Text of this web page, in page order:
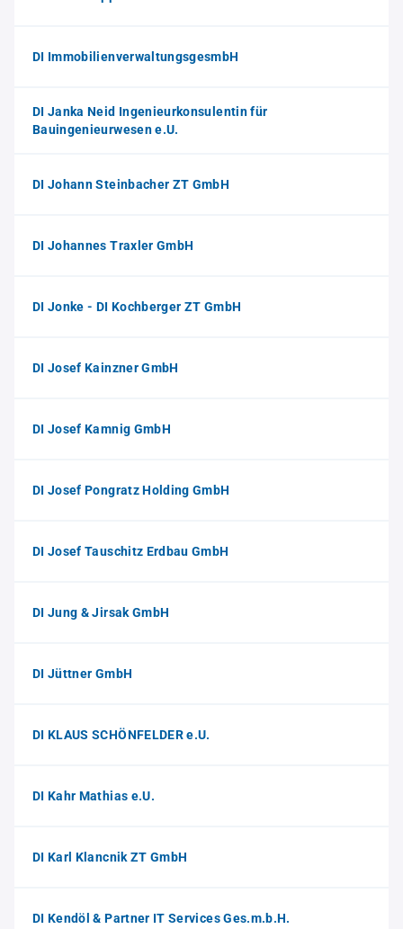
DI ImmobilienverwaltungsgesmbH
DI Janka Neid Ingenieurkonsulentin für
Bauingenieurwesen e.U.
DI Johann Steinbacher ZT GmbH
DI Johannes Traxler GmbH
DI Jonke - DI Kochberger ZT GmbH
DI Josef Kainzner GmbH
DI Josef Kamnig GmbH
DI Josef Pongratz Holding GmbH
DI Josef Tauschitz Erdbau GmbH
DI Jung & Jirsak GmbH
DI Jüttner GmbH
DI KLAUS SCHÖNFELDER e.U.
DI Kahr Mathias e.U.
DI Karl Klancnik ZT GmbH
DI Kendöl & Partner IT Services Ges.m.b.H.